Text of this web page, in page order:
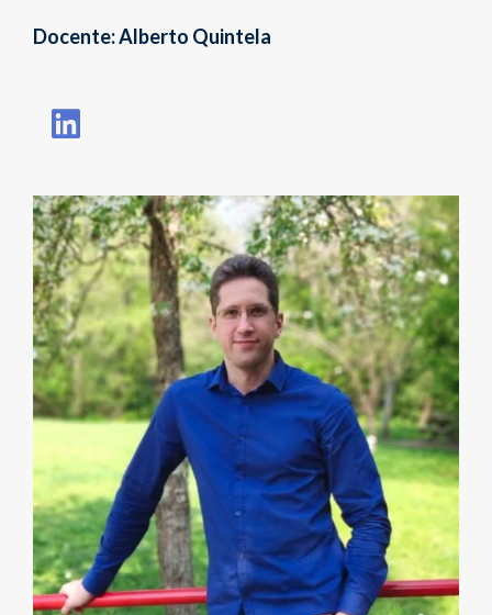
Docente: Alberto Quintela